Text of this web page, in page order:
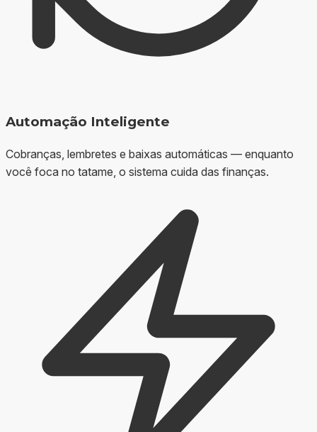
Automação Inteligente
Cobranças, lembretes e baixas automáticas — enquanto
você foca no tatame, o sistema cuida das finanças.